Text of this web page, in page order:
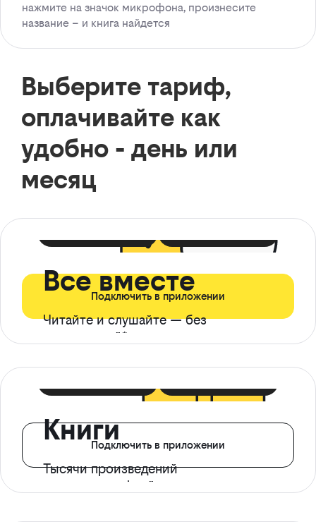
нажмите на значок микрофона, произнесите
название – и книга найдется
Выберите тариф,
оплачивайте как
удобно - день или
месяц
Все вместе
Читайте и слушайте — без
ограничений*
Подключить в приложении
Книги
Тысячи произведений
с доступом офлайн
Подключить в приложении